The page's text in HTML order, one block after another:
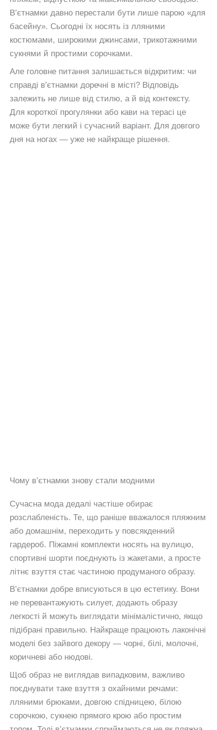
В’єтнамки давно перестали бути лише парою «для
басейну». Сьогодні їх носять із лляними
костюмами, широкими джинсами, трикотажними
сукнями й простими сорочками.
Але головне питання залишається відкритим: чи
справді в’єтнамки доречні в місті? Відповідь
залежить не лише від стилю, а й від контексту.
Для короткої прогулянки або кави на терасі це
може бути легкий і сучасний варіант. Для довгого
дня на ногах — уже не найкраще рішення.
Чому в’єтнамки знову стали модними
Сучасна мода дедалі частіше обирає
розслабленість. Те, що раніше вважалося пляжним
або домашнім, переходить у повсякденний
гардероб. Піжамні комплекти носять на вулицю,
спортивні шорти поєднують із жакетами, а просте
літнє взуття стає частиною продуманого образу.
В’єтнамки добре вписуються в цю естетику. Вони
не перевантажують силует, додають образу
легкості й можуть виглядати мінімалістично, якщо
підібрані правильно. Найкраще працюють лаконічні
моделі без зайвого декору — чорні, білі, молочні,
коричневі або нюдові.
Щоб образ не виглядав випадковим, важливо
поєднувати таке взуття з охайними речами:
лляними брюками, довгою спідницею, білою
сорочкою, сукнею прямого крою або простим